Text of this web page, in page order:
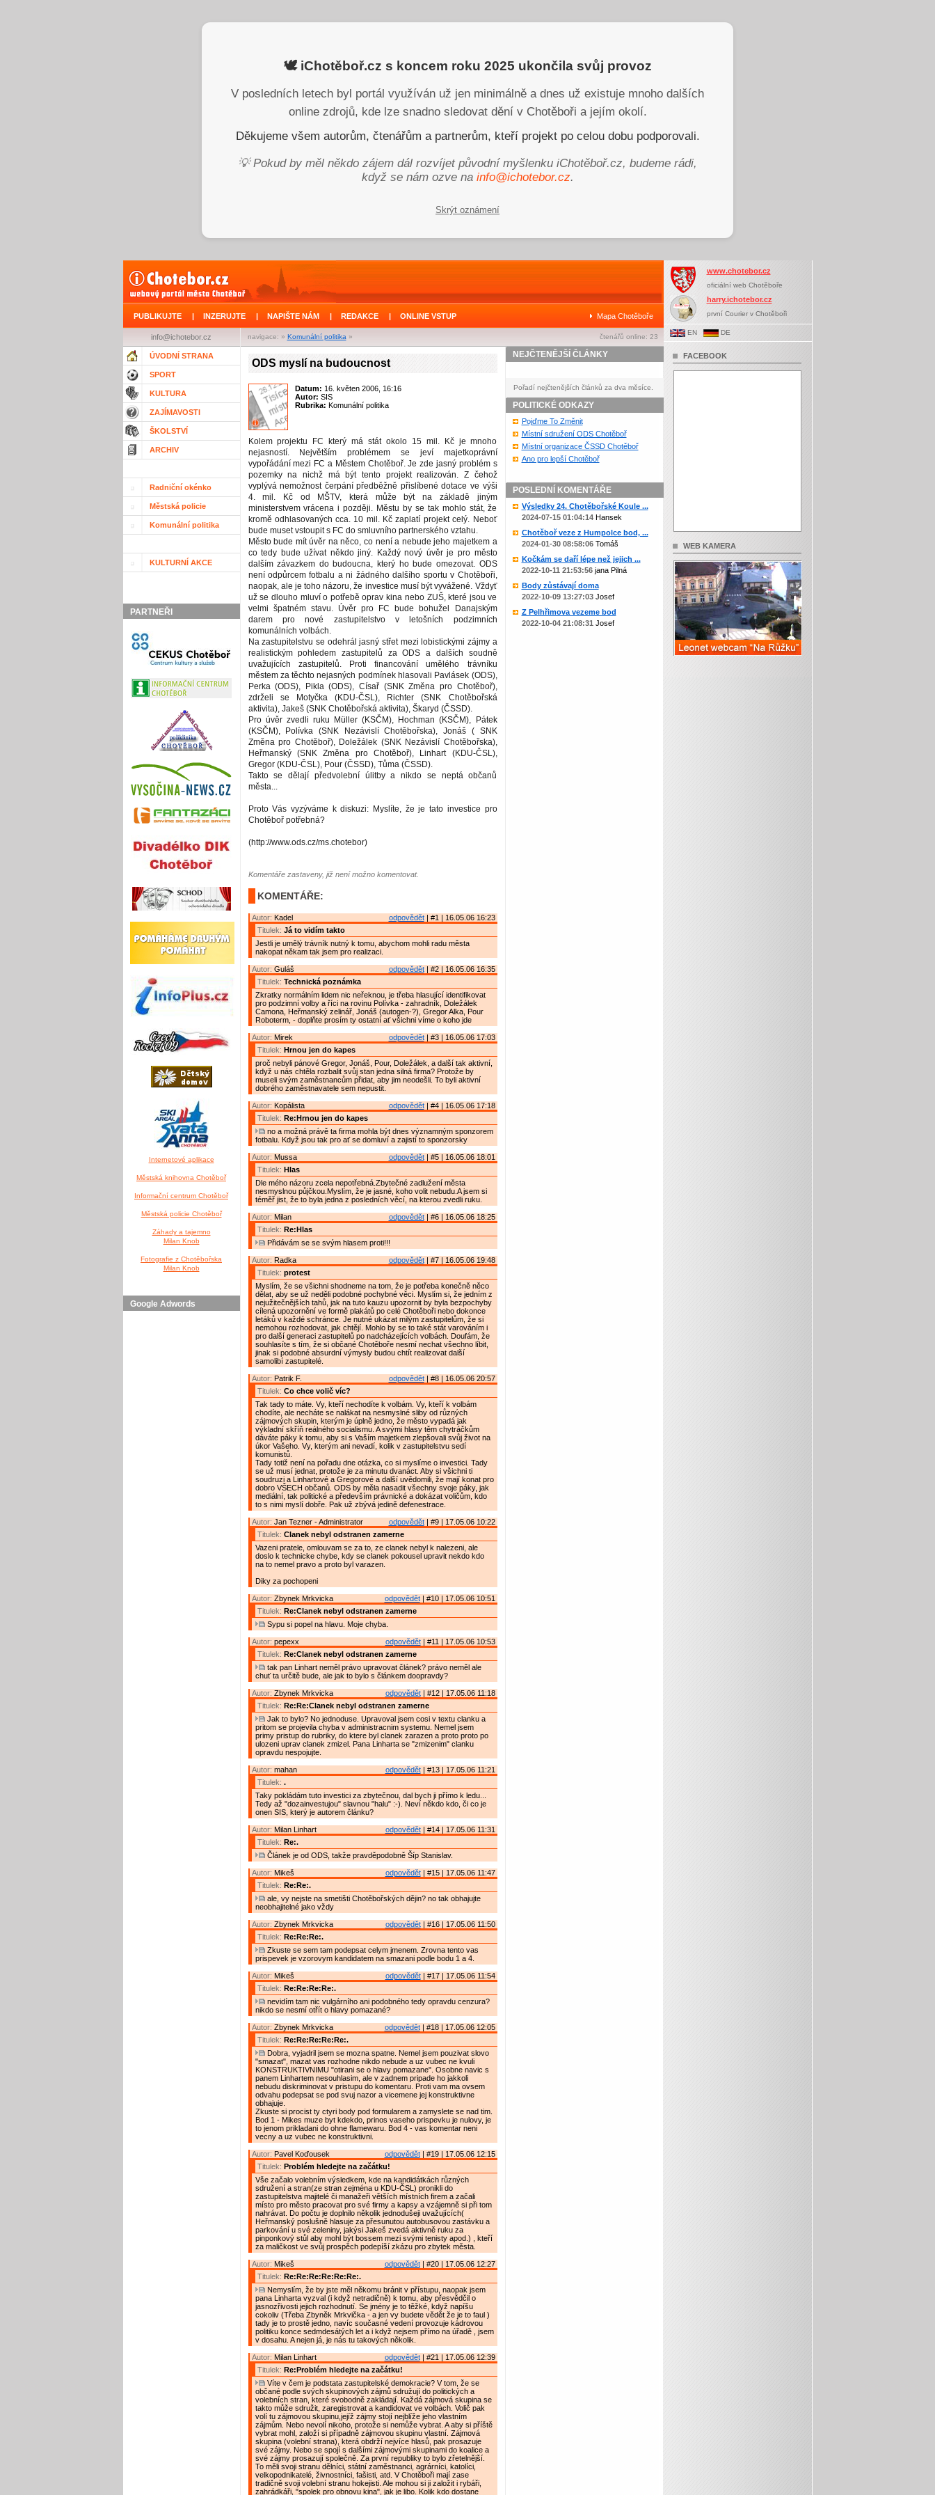
🕊️ iChotěboř.cz s koncem roku 2025 ukončila svůj provoz
V posledních letech byl portál využíván už jen minimálně a dnes už existuje mnoho dalších
online zdrojů, kde lze snadno sledovat dění v Chotěboři a jejím okolí.
Děkujeme všem autorům, čtenářům a partnerům, kteří projekt po celou dobu podporovali.
💡 Pokud by měl někdo zájem dál rozvíjet původní myšlenku iChotěboř.cz, budeme rádi,
když se nám ozve na info@ichotebor.cz.
Skrýt oznámení
PUBLIKUJTE | INZERUJTE | NAPIŠTE NÁM | REDAKCE | ONLINE VSTUP Mapa Chotěboře
navigace: » Komunální politika » čtenářů online: 23
info@ichotebor.cz
ÚVODNÍ STRANA
SPORT
KULTURA
ZAJÍMAVOSTI
ŠKOLSTVÍ
ARCHIV
Radniční okénko
Městská policie
Komunální politika
KULTURNÍ AKCE
PARTNEŘI
Internetové aplikace
Městská knihovna Chotěboř
Informační centrum Chotěboř
Městská policie Chotěboř
Záhady a tajemno
Milan Knob
Fotografie z Chotěbořska
Milan Knob
Google Adwords
ODS myslí na budoucnost
Datum: 16. květen 2006, 16:16
Autor: SIS
Rubrika: Komunální politika
Kolem projektu FC který má stát okolo 15 mil. Kč je mnoho
nejasností. Největším problémem se jeví majetkoprávní
vypořádání mezi FC a Městem Chotěboř. Je zde jasný problém s
pozemky na nichž má být tento projekt realizován. Z čehož
vyplývá nemožnost čerpání předběžně přislíbené dotace ve výši
4. mil. Kč od MŠTV, která může být na základě jiným
ministerstvem vrácena i později. Městu by se tak mohlo stát, že
kromě odhlasovaných cca. 10 mil. Kč zaplatí projekt celý. Neboť
bude muset vstoupit s FC do smluvního partnerského vztahu.
Město bude mít úvěr na něco, co není a nebude jeho majetkem a
co tedy bude užívat někdo jiný. Každý nový úvěr je pro město
dalším závazkem do budoucna, který ho bude omezovat. ODS
není odpůrcem fotbalu a ni žádného dalšího sportu v Chotěboři,
naopak, ale je toho názoru, že investice musí být vyvážené. Vždyť
už se dlouho mluví o potřebě oprav kina nebo ZUŠ, které jsou ve
velmi špatném stavu. Úvěr pro FC bude bohužel Danajským
darem pro nové zastupitelstvo v letošních podzimních
komunálních volbách.
Na zastupitelstvu se odehrál jasný střet mezi lobistickými zájmy a
realistickým pohledem zastupitelů za ODS a dalších soudně
uvažujících zastupitelů. Proti financování umělého trávníku
městem za těchto nejasných podmínek hlasovali Pavlásek (ODS),
Perka (ODS), Pikla (ODS), Císař (SNK Změna pro Chotěboř),
zdrželi se Motyčka (KDU-ČSL), Richter (SNK Chotěbořská
aktivita), Jakeš (SNK Chotěbořská aktivita), Škaryd (ČSSD).
Pro úvěr zvedli ruku Müller (KSČM), Hochman (KSČM), Pátek
(KSČM), Polívka (SNK Nezávislí Chotěbořska), Jonáš ( SNK
Změna pro Chotěboř), Doležálek (SNK Nezávislí Chotěbořska),
Heřmanský (SNK Změna pro Chotěboř), Linhart (KDU-ČSL),
Gregor (KDU-ČSL), Pour (ČSSD), Tůma (ČSSD).
Takto se dělají předvolební úlitby a nikdo se neptá občanů
města...
Proto Vás vyzýváme k diskuzi: Myslíte, že je tato investice pro
Chotěboř potřebná?
(http://www.ods.cz/ms.chotebor)
Komentáře zastaveny, již není možno komentovat.
KOMENTÁŘE:
odpovědět| #1 | 16.05.06 16:23
Autor: Kadel
Titulek: Já to vidím takto
Jestli je umělý trávník nutný k tomu, abychom mohli radu města
nakopat někam tak jsem pro realizaci.
odpovědět| #2 | 16.05.06 16:35
Autor: Guláš
Titulek: Technická poznámka
Zkratky normálním lidem nic neřeknou, je třeba hlasující identifikovat
pro podzimní volby a říci na rovinu Polívka - zahradník, Doležálek
Camona, Heřmanský zelinář, Jonáš (autogen-?), Gregor Alka, Pour
Roboterm, - doplňte prosím ty ostatní ať všichni víme o koho jde
odpovědět| #3 | 16.05.06 17:03
Autor: Mirek
Titulek: Hrnou jen do kapes
proč nebyli pánové Gregor, Jonáš, Pour, Doležálek, a další tak aktivní,
když u nás chtěla rozbalit svůj stan jedna silná firma? Protože by
museli svým zaměstnancům přidat, aby jim neodešli. To byli aktivní
dobrého zaměstnavatele sem nepustit.
odpovědět| #4 | 16.05.06 17:18
Autor: Kopálista
Titulek: Re:Hrnou jen do kapes
no a možná právě ta firma mohla být dnes významným sponzorem
fotbalu. Když jsou tak pro ať se domluví a zajistí to sponzorsky
odpovědět| #5 | 16.05.06 18:01
Autor: Mussa
Titulek: Hlas
Dle mého názoru zcela nepotřebná.Zbytečné zadlužení města
nesmyslnou půjčkou.Myslím, že je jasné, koho volit nebudu.A jsem si
téměř jist, že to byla jedna z posledních věcí, na kterou zvedli ruku.
odpovědět| #6 | 16.05.06 18:25
Autor: Milan
Titulek: Re:Hlas
Přidávám se se svým hlasem proti!!!
odpovědět| #7 | 16.05.06 19:48
Autor: Radka
Titulek: protest
Myslím, že se všichni shodneme na tom, že je potřeba konečně něco
dělat, aby se už neděli podobné pochybné věci. Myslím si, že jedním z
nejužitečnějších tahů, jak na tuto kauzu upozornit by byla bezpochyby
cílená upozornění ve formě plakátů po celé Chotěboři nebo dokonce
letáků v každé schránce. Je nutné ukázat milým zastupitelům, že si
nemohou rozhodovat, jak chtějí. Mohlo by se to také stát varováním i
pro další generaci zastupitelů po nadcházejících volbách. Doufám, že
souhlasíte s tím, že si občané Chotěboře nesmí nechat všechno líbit,
jinak si podobné absurdní výmysly budou chtít realizovat další
samolibí zastupitelé.
odpovědět| #8 | 16.05.06 20:57
Autor: Patrik F.
Titulek: Co chce volič víc?
Tak tady to máte. Vy, kteří nechodíte k volbám. Vy, kteří k volbám
chodíte, ale necháte se nalákat na nesmyslné sliby od různých
zájmových skupin, kterým je úplně jedno, že město vypadá jak
výkladní skříň reálného socialismu. A svými hlasy těm chytráčkům
dáváte páky k tomu, aby si s Vaším majetkem zlepšovali svůj život na
úkor Vašeho. Vy, kterým ani nevadí, kolik v zastupitelstvu sedí
komunistů.
Tady totiž není na pořadu dne otázka, co si myslíme o investici. Tady
se už musí jednat, protože je za minutu dvanáct. Aby si všichni ti
soudruzi a Linhartové a Gregorové a další uvědomili, že mají konat pro
dobro VŠECH občanů. ODS by měla nasadit všechny svoje páky, jak
mediální, tak politické a především právnické a dokázat voličům, kdo
to s nimi myslí dobře. Pak už zbývá jedině defenestrace.
odpovědět| #9 | 17.05.06 10:22
Autor: Jan Tezner - Administrator
Titulek: Clanek nebyl odstranen zamerne
Vazeni pratele, omlouvam se za to, ze clanek nebyl k nalezeni, ale
doslo k technicke chybe, kdy se clanek pokousel upravit nekdo kdo
na to nemel pravo a proto byl varazen.
Diky za pochopeni
odpovědět| #10 | 17.05.06 10:51
Autor: Zbynek Mrkvicka
Titulek: Re:Clanek nebyl odstranen zamerne
Sypu si popel na hlavu. Moje chyba.
odpovědět| #11 | 17.05.06 10:53
Autor: pepexx
Titulek: Re:Clanek nebyl odstranen zamerne
tak pan Linhart neměl právo upravovat článek? právo neměl ale
chuť ta určitě bude, ale jak to bylo s článkem doopravdy?
odpovědět| #12 | 17.05.06 11:18
Autor: Zbynek Mrkvicka
Titulek: Re:Re:Clanek nebyl odstranen zamerne
Jak to bylo? No jednoduse. Upravoval jsem cosi v textu clanku a
pritom se projevila chyba v administracnim systemu. Nemel jsem
primy pristup do rubriky, do ktere byl clanek zarazen a proto proto po
ulozeni uprav clanek zmizel. Pana Linharta se "zmizenim" clanku
opravdu nespojujte.
odpovědět| #13 | 17.05.06 11:21
Autor: mahan
Titulek: .
Taky pokládám tuto investici za zbytečnou, dal bych ji přímo k ledu...
Tedy až "dozainvestujou" slavnou "halu" :-). Neví někdo kdo, či co je
onen SIS, který je autorem článku?
odpovědět| #14 | 17.05.06 11:31
Autor: Milan Linhart
Titulek: Re:.
Článek je od ODS, takže pravděpodobně Šíp Stanislav.
odpovědět| #15 | 17.05.06 11:47
Autor: Mikeš
Titulek: Re:Re:.
ale, vy nejste na smetišti Chotěbořských dějin? no tak obhajujte
neobhajitelné jako vždy
odpovědět| #16 | 17.05.06 11:50
Autor: Zbynek Mrkvicka
Titulek: Re:Re:Re:.
Zkuste se sem tam podepsat celym jmenem. Zrovna tento vas
prispevek je vzorovym kandidatem na smazani podle bodu 1 a 4.
odpovědět| #17 | 17.05.06 11:54
Autor: Mikeš
Titulek: Re:Re:Re:Re:.
nevidím tam nic vulgárního ani podobného tedy opravdu cenzura?
nikdo se nesmí otřít o hlavy pomazané?
odpovědět| #18 | 17.05.06 12:05
Autor: Zbynek Mrkvicka
Titulek: Re:Re:Re:Re:Re:.
Dobra, vyjadril jsem se mozna spatne. Nemel jsem pouzivat slovo
"smazat", mazat vas rozhodne nikdo nebude a uz vubec ne kvuli
KONSTRUKTIVNIMU "otirani se o hlavy pomazane". Osobne navic s
panem Linhartem nesouhlasim, ale v zadnem pripade ho jakkoli
nebudu diskriminovat v pristupu do komentaru. Proti vam ma ovsem
odvahu podepsat se pod svuj nazor a vicemene jej konstruktivne
obhajuje.
Zkuste si procist ty ctyri body pod formularem a zamyslete se nad tim.
Bod 1 - Mikes muze byt kdekdo, prinos vaseho prispevku je nulovy, je
to jenom prikladani do ohne flamewaru. Bod 4 - vas komentar neni
vecny a uz vubec ne konstruktivni.
odpovědět| #19 | 17.05.06 12:15
Autor: Pavel Koďousek
Titulek: Problém hledejte na začátku!
Vše začalo volebním výsledkem, kde na kandidátkách různých
sdružení a stran(ze stran zejména u KDU-ČSL) pronikli do
zastupitelstva majitelé či manažeři větších místních firem a začali
místo pro město pracovat pro své firmy a kapsy a vzájemně si při tom
nahrávat. Do počtu je doplnilo několik jednodušeji uvažujících(
Heřmanský poslušně hlasuje za přesunutou autobusovou zastávku a
parkování u své zeleniny, jakýsi Jakeš zvedá aktivně ruku za
pinponkový stůl aby mohl být bossem mezi svými tenisty apod.) , kteří
za maličkost ve svůj prospěch podepíší zkázu pro zbytek města.
odpovědět| #20 | 17.05.06 12:27
Autor: Mikeš
Titulek: Re:Re:Re:Re:Re:Re:.
Nemyslím, že by jste měl někomu bránit v přístupu, naopak jsem
pana Linharta vyzval (i když netradičně) k tomu, aby přesvědčil o
jasnozřivosti jejich rozhodnutí. Se jmény je to těžké, když napíšu
cokoliv (Třeba Zbyněk Mrkvička - a jen vy budete vědět že je to faul )
tady je to prostě jedno, navíc současné vedení provozuje kádrovou
politiku konce sedmdesátých let a i když nejsem přímo na úřadě , jsem
v dosahu. A nejen já, je nás tu takových několik.
odpovědět| #21 | 17.05.06 12:39
Autor: Milan Linhart
Titulek: Re:Problém hledejte na začátku!
Víte v čem je podstata zastupitelské demokracie? V tom, že se
občané podle svých skupinových zájmů sdružují do politických a
volebních stran, které svobodně zakládají. Každá zájmová skupina se
takto může sdružit, zaregistrovat a kandidovat ve volbách. Volič pak
volí tu zájmovou skupinu,jejíž zájmy stojí nejblíže jeho vlastním
zájmům. Nebo nevolí nikoho, protože si nemůže vybrat. A aby si příště
vybrat mohl, založí si případně zájmovou skupinu vlastní. Zájmová
skupina (volební strana), která obdrží nejvíce hlasů, pak prosazuje
své zájmy. Nebo se spojí s dalšími zájmovými skupinami do koalice a
své zájmy prosazují společně. Za první republiky to bylo zřetelnější.
To měli svoji stranu dělníci, státní zaměstnanci, agrárníci, katolíci,
velkopodnikatelé, živnostníci, fašisti, atd. V Chotěboři mají zase
tradičně svoji volební stranu hokejisti. Ale mohou si ji založit i rybáři,
zahrádkáři, "spolek pro obnovu kina", jak je libo. Kolik kdo dostane
NEJČTENĚJŠÍ ČLÁNKY
Pořadí nejčtenějších článků za dva měsíce.
POLITICKÉ ODKAZY
Pojďme To Změnit
Místní sdružení ODS Chotěboř
Místní organizace ČSSD Chotěboř
Ano pro lepší Chotěboř
POSLEDNÍ KOMENTÁŘE
Výsledky 24. Chotěbořské Koule ...
2024-07-15 01:04:14Hansek
Chotěboř veze z Humpolce bod, ...
2024-01-30 08:58:06Tomáš
Kočkám se daří lépe než jejich ...
2022-10-11 21:53:56jana Pilná
Body zůstávají doma
2022-10-09 13:27:03Josef
Z Pelhřimova vezeme bod
2022-10-04 21:08:31 Josef
www.chotebor.cz
oficiální web Chotěboře
harry.ichotebor.cz
první Courier v Chotěboři
EN DE
FACEBOOK
WEB KAMERA